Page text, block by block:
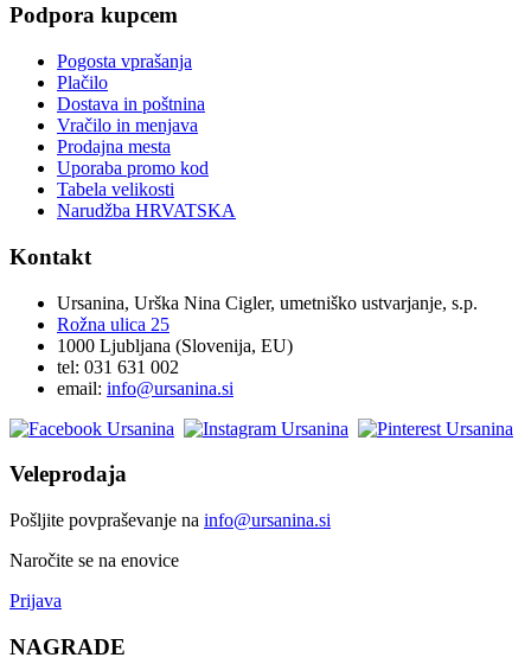
Podpora kupcem
Pogosta vprašanja
Plačilo
Dostava in poštnina
Vračilo in menjava
Prodajna mesta
Uporaba promo kod
Tabela velikosti
Narudžba HRVATSKA
Kontakt
Ursanina, Urška Nina Cigler, umetniško ustvarjanje, s.p.
Rožna ulica 25
1000 Ljubljana (Slovenija, EU)
tel: 031 631 002
email: info@ursanina.si
Veleprodaja
Pošljite povpraševanje na info@ursanina.si
Naročite se na enovice
Prijava
NAGRADE